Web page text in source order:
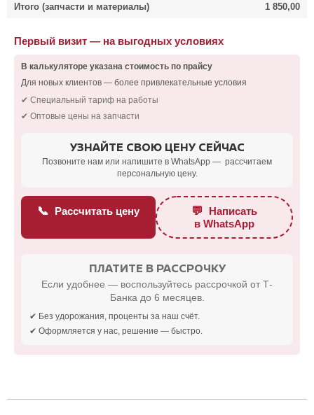
Итого (запчасти и материалы) 1 850,00
Первый визит — на выгодных условиях
В калькуляторе указана стоимость по прайсу
Для новых клиентов — более привлекательные условия
✔ Специальный тариф на работы
✔ Оптовые цены на запчасти
УЗНАЙТЕ СВОЮ ЦЕНУ СЕЙЧАС
Позвоните нам или напишите в WhatsApp — рассчитаем
персональную цену.
📞 Рассчитать цену 💬 Написать
в WhatsApp
ПЛАТИТЕ В РАССРОЧКУ
Если удобнее — воспользуйтесь рассрочкой от Т-
Банка до 6 месяцев.
✔ Без удорожания, проценты за наш счёт.
✔ Оформляется у нас, решение — быстро.